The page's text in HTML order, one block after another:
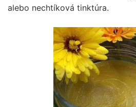
alebo nechtíková tinktúra.